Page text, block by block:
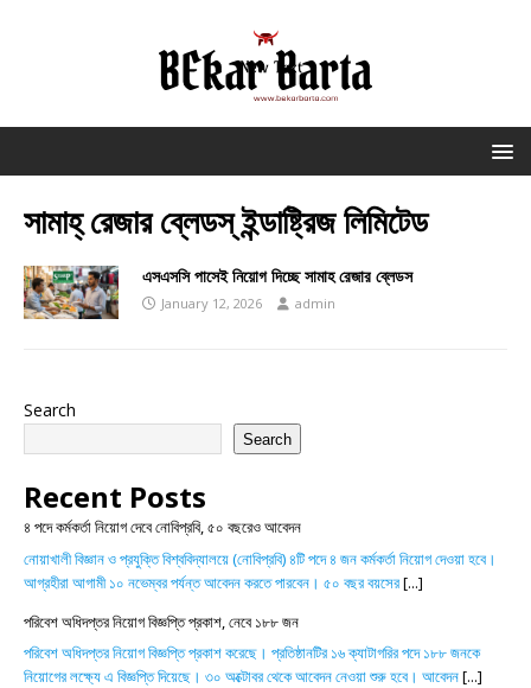
সামাহ্ রেজার ব্লেডস্ ইন্ডাষ্ট্রিজ লিমিটেড
এসএসসি পাসেই নিয়োগ দিচ্ছে সামাহ রেজার ব্লেডস
January 12, 2026 admin
Search
Search
Recent Posts
৪ পদে কর্মকর্তা নিয়োগ দেবে নোবিপ্রবি, ৫০ বছরেও আবেদন
নোয়াখালী বিজ্ঞান ও প্রযুক্তি বিশ্ববিদ্যালয়ে (নোবিপ্রবি) ৪টি পদে ৪ জন কর্মকর্তা নিয়োগ দেওয়া হবে।
আগ্রহীরা আগামী ১০ নভেম্বর পর্যন্ত আবেদন করতে পারবেন। ৫০ বছর বয়সের[...]
পরিবেশ অধিদপ্তর নিয়োগ বিজ্ঞপ্তি প্রকাশ, নেবে ১৮৮ জন
পরিবেশ অধিদপ্তর নিয়োগ বিজ্ঞপ্তি প্রকাশ করেছে। প্রতিষ্ঠানটির ১৬ ক্যাটাগরির পদে ১৮৮ জনকে
নিয়োগের লক্ষ্যে এ বিজ্ঞপ্তি দিয়েছে। ৩০ অক্টোবর থেকে আবেদন নেওয়া শুরু হবে। আবেদন[...]